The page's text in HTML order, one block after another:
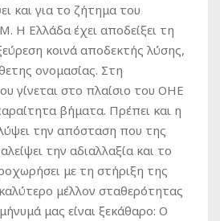
και για το ζήτημα του
Η Ελλάδα έχει αποδείξει τη
κοινά αποδεκτής λύσης,
ονομασίας. Στη
γίνεται στο πλαίσιο του ΟΗΕ
βήματα. Πρέπει και η
την απόσταση που της
την αδιαλλαξία και το
με τη στήριξη της
μέλλον σταθερότητας
μας είναι ξεκάθαρο: Ο